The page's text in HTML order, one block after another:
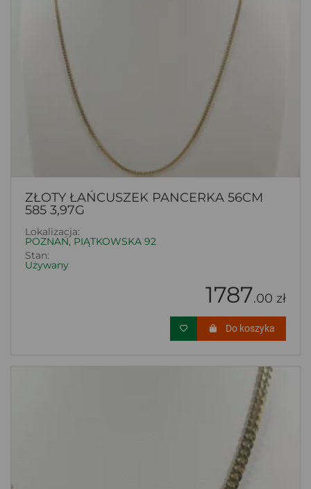
ZŁOTY ŁAŃCUSZEK PANCERKA 56CM
585 3,97G
Lokalizacja:
POZNAŃ, PIĄTKOWSKA 92
Stan:
Używany
1787.00 zł
Do koszyka